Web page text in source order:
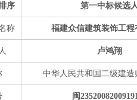
序 第一中标候选人
称 福建众信建筑装饰工程
卢鸿翔
中华人民共和国二级建造
闽